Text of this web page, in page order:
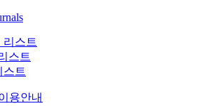
리스트
스트
스트
용안내